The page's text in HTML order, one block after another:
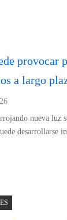
provocar
a largo
nueva luz
desarrollarse